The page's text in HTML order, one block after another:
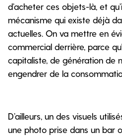
d’acheter ces objets-là, et
mécanisme qui existe déjà
actuelles. On va mettre en
commercial derrière, parce
capitaliste, de génération de
engendrer de la
D’ailleurs, un des visuels
une photo prise dans un bar